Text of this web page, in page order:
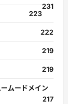
231
223
222
219
219
ムードメイン
217